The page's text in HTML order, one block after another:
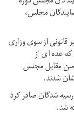
مجلس،
قانونی از سوی وزاری
عده ای از
مقابل مجلس
شدند.
شدگان صادر کرد
شد.